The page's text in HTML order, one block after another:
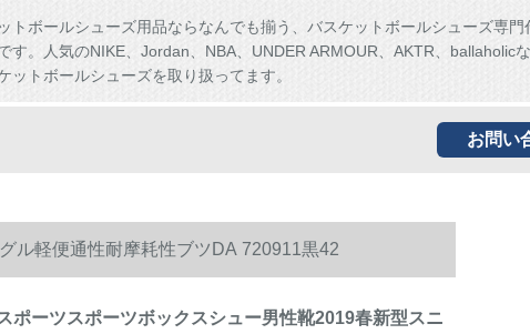
トボールシューズ用品ならなんでも揃う、バスケットボールシューズ専門
す。人気のNIKE、Jordan、NBA、UNDER ARMOUR、AKTR、ballaholic
ットボールシューズを取り扱ってます。
お問い
ル軽便通性耐摩耗性ブツDA 720911黒42
ポーツスポーツボックスシュー男性靴2019春新型スニ